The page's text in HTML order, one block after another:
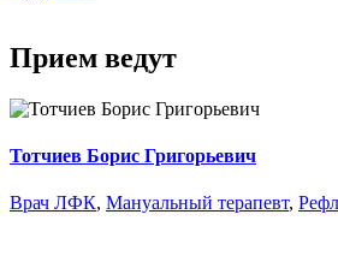
Прием ведут
Тотчиев Борис Григорьевич
Врач ЛФК, Мануальный терапевт,